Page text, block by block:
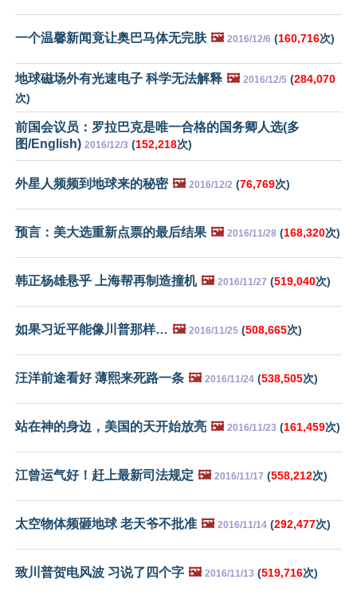
一个温馨新闻竟让奥巴马体无完肤 🖼️ 2016/12/6 (160,716次)
地球磁场外有光速电子 科学无法解释 🖼️ 2016/12/5 (284,070
次)
前国会议员：罗拉巴克是唯一合格的国务卿人选(多
图/English) 2016/12/3 (152,218次)
外星人频频到地球来的秘密 🖼️ 2016/12/2 (76,769次)
预言：美大选重新点票的最后结果 🖼️ 2016/11/28 (168,320次)
韩正杨雄悬乎 上海帮再制造撞机 🖼️ 2016/11/27 (519,040次)
如果习近平能像川普那样… 🖼️ 2016/11/25 (508,665次)
汪洋前途看好 薄熙来死路一条 🖼️ 2016/11/24 (538,505次)
站在神的身边，美国的天开始放亮 🖼️ 2016/11/23 (161,459次)
江曾运气好！赶上最新司法规定 🖼️ 2016/11/17 (558,212次)
太空物体频砸地球 老天爷不批准 🖼️ 2016/11/14 (292,477次)
致川普贺电风波 习说了四个字 🖼️ 2016/11/13 (519,716次)